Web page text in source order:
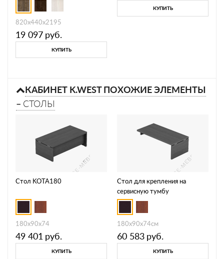
820х440х2195
19 097 руб.
КУПИТЬ
КУПИТЬ
КАБИНЕТ K.WEST ПОХОЖИЕ ЭЛЕМЕНТЫ
– СТОЛЫ
Стол KOTA180
180х90х74
49 401 руб.
КУПИТЬ
Стол для крепления на
сервисную тумбу
KOPRET180G
180х90х74см
60 583 руб.
КУПИТЬ